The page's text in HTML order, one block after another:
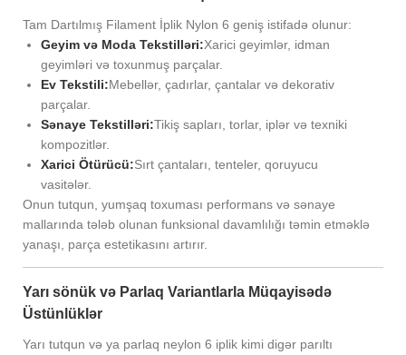
Tam Dartılmış Filament İplik Nylon 6 geniş istifadə olunur:
Geyim və Moda Tekstilləri:Xarici geyimlər, idman
geyimləri və toxunmuş parçalar.
Ev Tekstili:Mebellər, çadırlar, çantalar və dekorativ
parçalar.
Sənaye Tekstilləri:Tikiş sapları, torlar, iplər və texniki
kompozitlər.
Xarici Ötürücü:Sırt çantaları, tenteler, qoruyucu
vasitələr.
Onun tutqun, yumşaq toxuması performans və sənaye
mallarında tələb olunan funksional davamlılığı təmin etməklə
yanaşı, parça estetikasını artırır.
Yarı sönük və Parlaq Variantlarla Müqayisədə
Üstünlüklər
Yarı tutqun və ya parlaq neylon 6 iplik kimi digər parıltı